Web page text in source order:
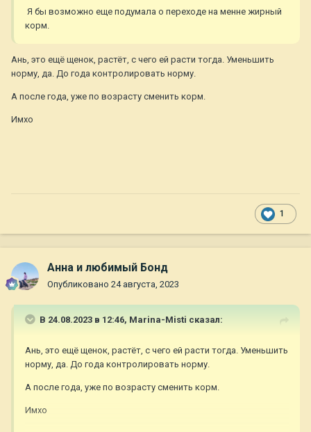
Периодически ходим на стройку посмотреть, что же там
стучит. Ей все интересно.
Я бы возможно еще подумала о переходе на менне жирный
корм.
Ань, это ещё щенок, растёт, с чего ей расти тогда. Уменьшить
норму, да. До года контролировать норму.
А после года, уже по возрасту сменить корм.
Имхо
1
Анна и любимый Бонд
Опубликовано 24 августа, 2023
В 24.08.2023 в 12:46, Marina-Misti сказал:
Ань, это ещё щенок, растёт, с чего ей расти тогда. Уменьшить
норму, да. До года контролировать норму.
А после года, уже по возрасту сменить корм.
Имхо